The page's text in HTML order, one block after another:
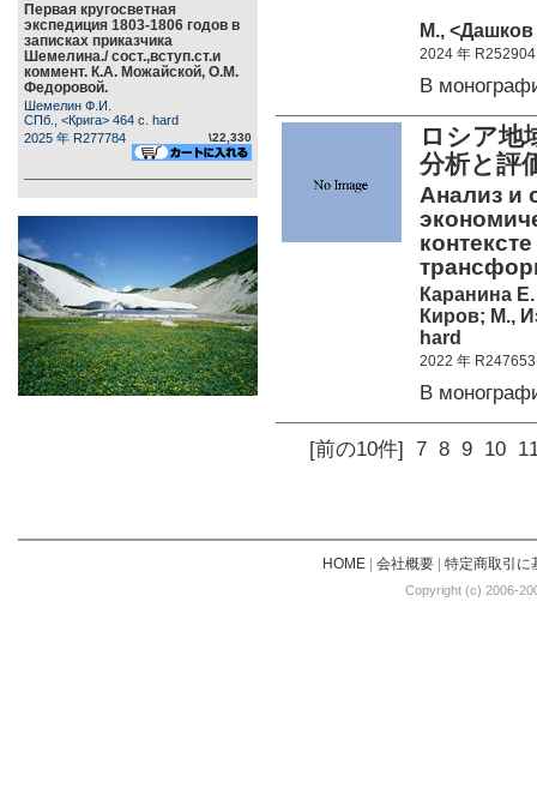
Первая кругосветная
экспедиция 1803-1806 годов в
записках приказчика
Шемелина./ сост.,вступ.ст.и
коммент. К.А. Можайской, О.М.
Федоровой.
Шемелин Ф.И.
СПб., <Крига> 464 c. hard
2025 年 R277784
\22,330
М., <Дашков
2024 年 R252904
В
ロシア地
分析と評
Анализ и
Каранина
Киров; М.,
hard
2022 年 R247653
В
[前の10件] 7 8 9 10
HOME| 会社概要| 特定商取引に
Copyright (c) 2006-